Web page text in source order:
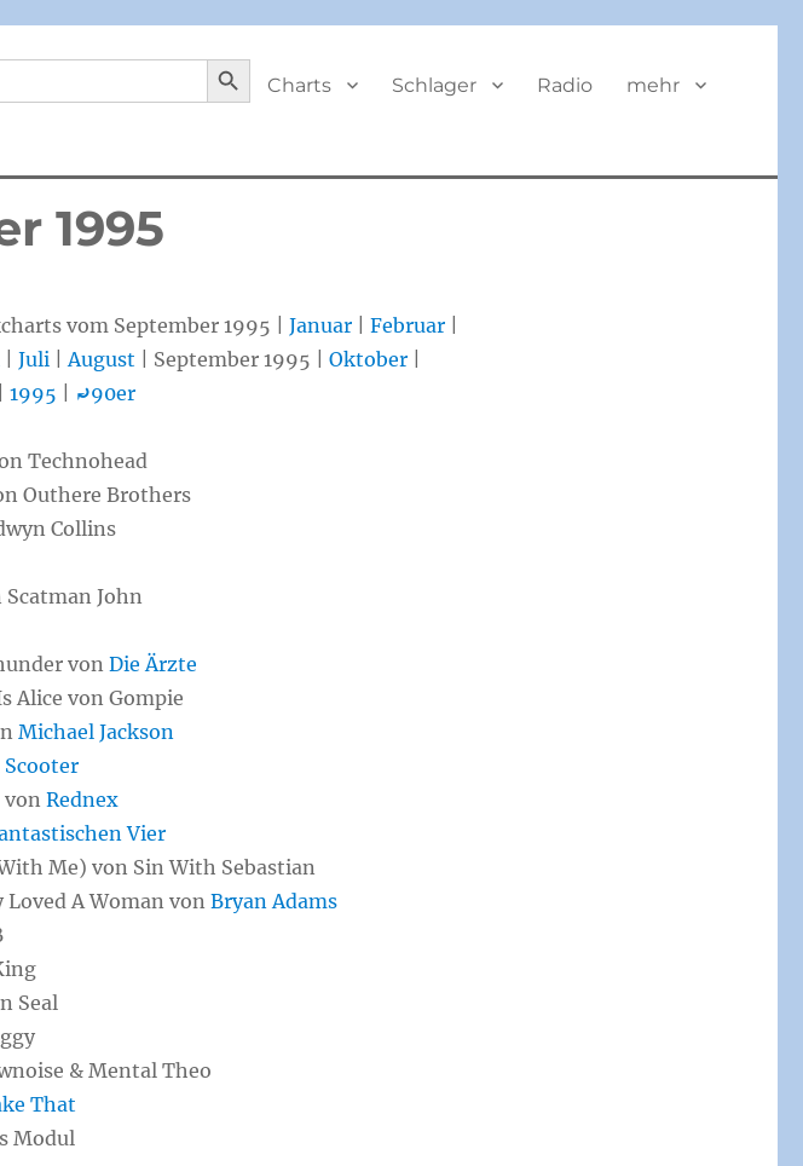
SEARCH BUTTON
Charts
Schlager Radio mehr
1995
vom September 1995 |Januar |Februar
|Juli |August | September 1995 |Oktober
|1995 ⤾90er
Technohead
Outhere Brothers
Collins
Scatman John
vonDie Ärzte
Alice von Gompie
Michael Jackson
Scooter
vonRednex
Vier
Me) von Sin With Sebastian
Loved A Woman vonBryan Adams
Seal
& Mental Theo
That
Modul